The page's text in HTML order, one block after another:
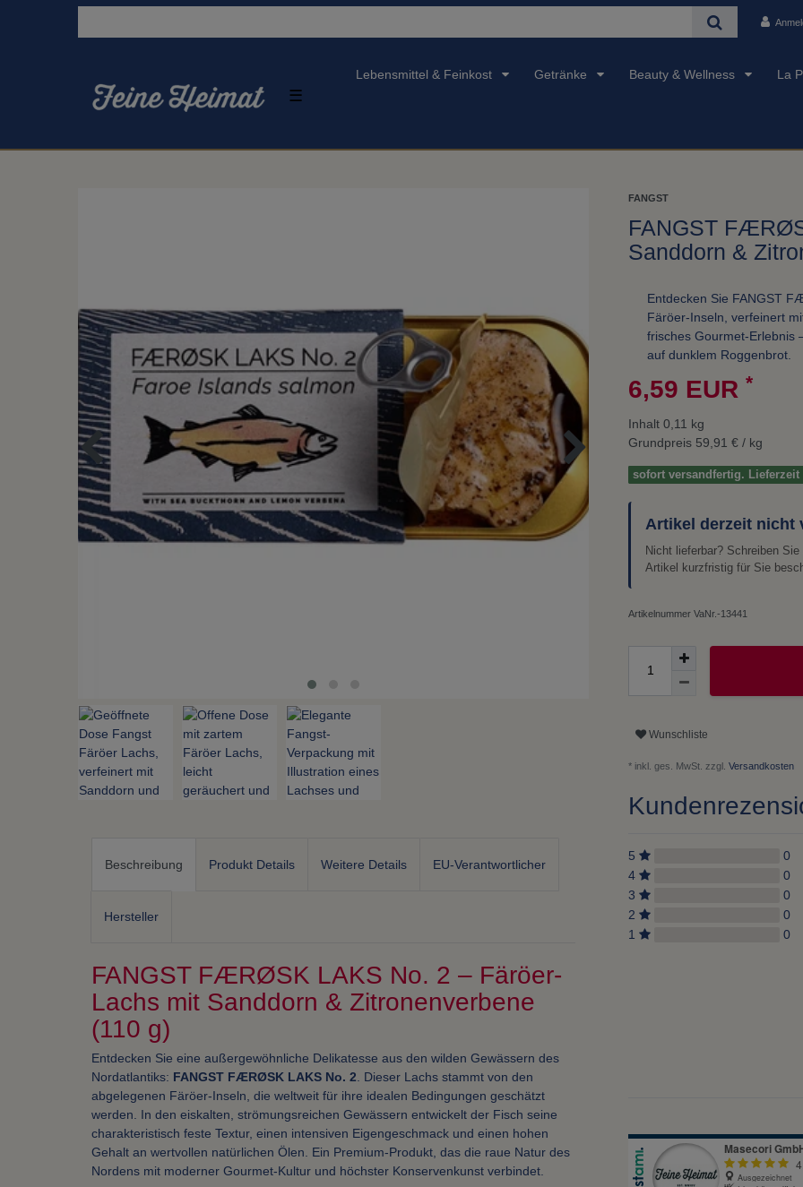
☰
Lebensmittel & Feinkost Getränke Beauty & Wellness La
Beschreibung Produkt Details Weitere Details EU-Verantwortlicher
Hersteller
FANGST FÆRØSK LAKS No. 2 – Färöer-
Lachs mit Sanddorn & Zitronenverbene
(110 g)
Entdecken Sie eine außergewöhnliche Delikatesse aus den wilden Gewässern des
Nordatlantiks: FANGST FÆRØSK LAKS No. 2 . Dieser Lachs stammt von den
abgelegenen Färöer-Inseln, die weltweit für ihre idealen Bedingungen geschätzt
werden. In den eiskalten, strömungsreichen Gewässern entwickelt der Fisch seine
charakteristisch feste Textur, einen intensiven Eigengeschmack und einen hohen
Gehalt an wertvollen natürlichen Ölen. Ein Premium-Produkt, das die raue Natur des
Nordens mit moderner Gourmet-Kultur und höchster Konservenkunst verbindet.
FANGST
FANGST
Sanddorn &
Entdecken Sie FANGST
Färöer-Inseln, verfeinert
frisches Gourmet-Erlebnis
auf dunklem Roggenbrot.
6,59 EUR *
Inhalt 0,11 kg
Grundpreis 59,91 € / kg
sofort versandfertig. Lieferzeit
Artikel derzeit nicht
Nicht lieferbar? Schreiben
Artikel kurzfristig für Sie
Artikelnummer VaNr.-13441
Wunschliste
* inkl. ges. MwSt. zzgl. Versandkosten
5
0
4
0
3
0
2
0
1
0